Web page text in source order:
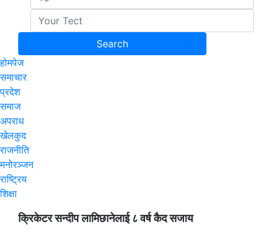
होमपेज
समाचार
प्रदेश
समाज
अपराध
खेलकुद
राजनीति
मनोरञ्जन
राष्ट्रिय
शिक्षा
क्रिकेटर सन्दीप लामिछानेलाई ८ वर्ष कैद सजाय